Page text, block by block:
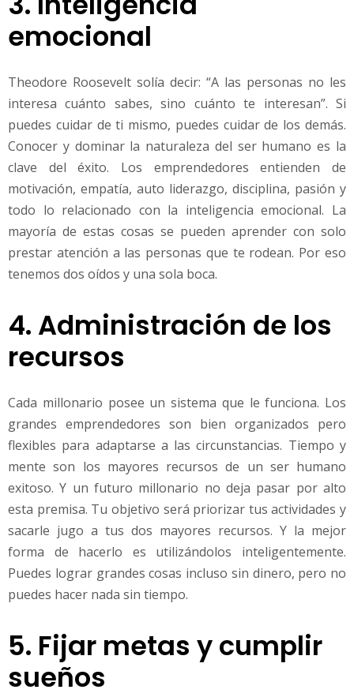
emocional
Theodore Roosevelt solía decir: “A las personas no les
interesa cuánto sabes, sino cuánto te interesan”. Si
puedes cuidar de ti mismo, puedes cuidar de los demás.
Conocer y dominar la naturaleza del ser humano es la
clave del éxito. Los emprendedores entienden de
motivación, empatía, auto liderazgo, disciplina, pasión y
todo lo relacionado con la inteligencia emocional. La
mayoría de estas cosas se pueden aprender con solo
prestar atención a las personas que te rodean. Por eso
tenemos dos oídos y una sola boca.
4. Administración de los
recursos
Cada millonario posee un sistema que le funciona. Los
grandes emprendedores son bien organizados pero
flexibles para adaptarse a las circunstancias. Tiempo y
mente son los mayores recursos de un ser humano
exitoso. Y un futuro millonario no deja pasar por alto
esta premisa. Tu objetivo será priorizar tus actividades y
sacarle jugo a tus dos mayores recursos. Y la mejor
forma de hacerlo es utilizándolos inteligentemente.
Puedes lograr grandes cosas incluso sin dinero, pero no
puedes hacer nada sin tiempo.
5. Fijar metas y cumplir
sueños